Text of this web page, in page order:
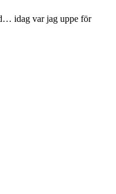
idag var jag uppe för